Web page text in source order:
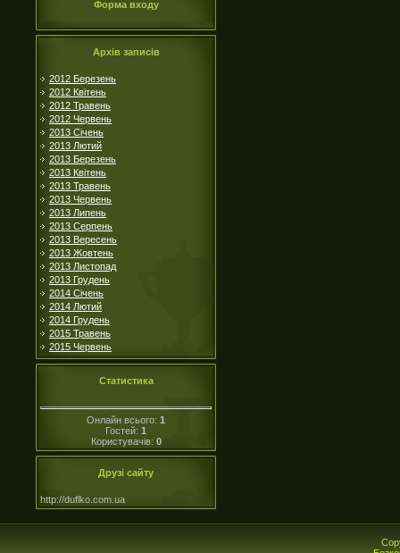
Форма входу
Архів записів
2012 Березень
2012 Квітень
2012 Травень
2012 Червень
2013 Січень
2013 Лютий
2013 Березень
2013 Квітень
2013 Травень
2013 Червень
2013 Липень
2013 Серпень
2013 Вересень
2013 Жовтень
2013 Листопад
2013 Грудень
2014 Січень
2014 Лютий
2014 Грудень
2015 Травень
2015 Червень
Статистика
Онлайн всього: 1
Гостей: 1
Користувачів: 0
Друзі сайту
http://duflko.com.ua